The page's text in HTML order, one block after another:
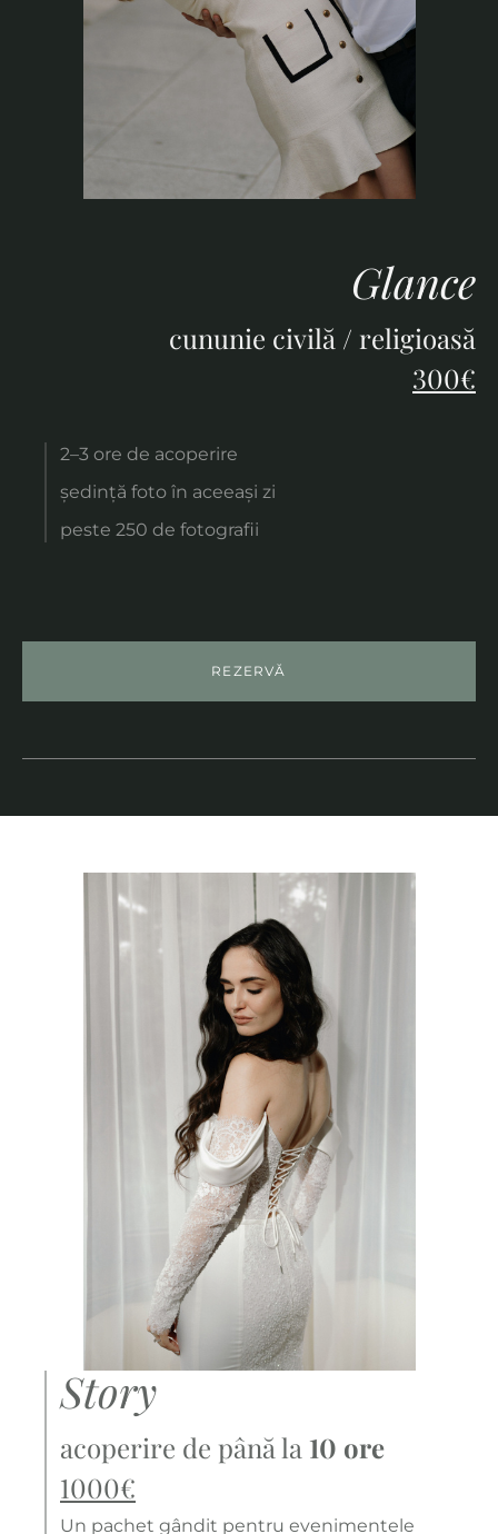
Glance
cununie civilă / religioasă
300€
2–3 ore de acoperire
ședință foto în aceeași zi
peste 250 de fotografii
REZERVĂ
Story
acoperire de până la 10 ore
1000€
Un pachet gândit pentru evenimentele